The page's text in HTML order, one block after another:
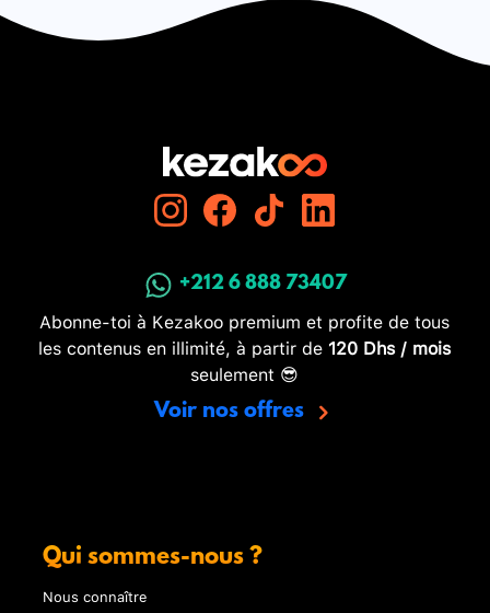
+212 6 888 73407
Abonne-toi à Kezakoo premium et profite de tous
les contenus en illimité, à partir de 120 Dhs / mois
seulement 😎
Voir nos offres
Qui sommes-nous ?
Nous connaître